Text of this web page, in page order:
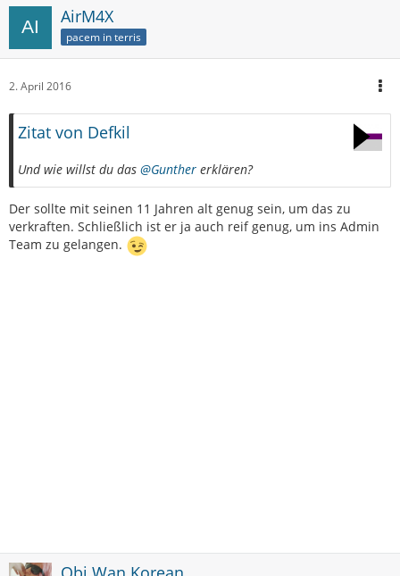
AirM4X
pacem in terris
2. April 2016
Zitat von Defkil
Und wie willst du das @Gunther erklären?
Der sollte mit seinen 11 Jahren alt genug sein, um das zu
verkraften. Schließlich ist er ja auch reif genug, um ins Admin
Team zu gelangen.